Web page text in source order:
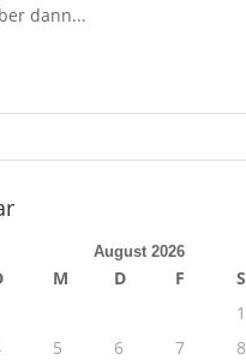
dann...
August 2026
M D F S
1
5 6 7 8